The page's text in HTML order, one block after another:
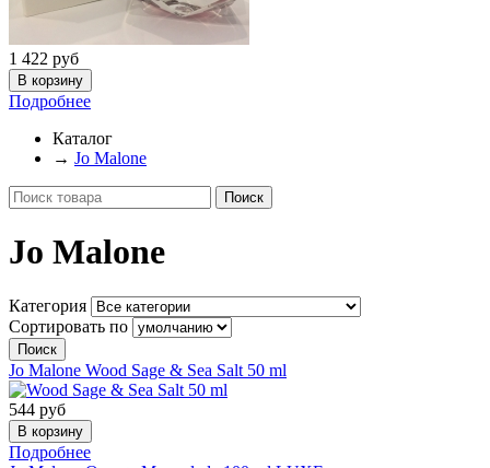
1 422 руб
Подробнее
Каталог
→ Jo Malone
Jo Malone
Категория
Сортировать по
Jo Malone Wood Sage & Sea Salt 50 ml
544 руб
Подробнее